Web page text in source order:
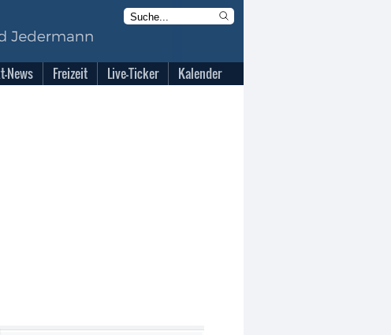
News Freizeit Live-Ticker Kalender